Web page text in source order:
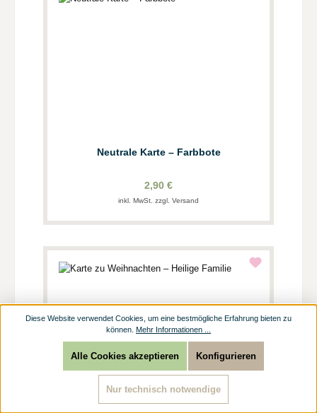
Neutrale Karte – Farbbote
2,90 €
inkl. MwSt. zzgl. Versand
Diese Website verwendet Cookies, um eine bestmögliche Erfahrung bieten zu
können. Mehr Informationen ...
Nur technisch notwendige
Konfigurieren
Alle Cookies akzeptieren